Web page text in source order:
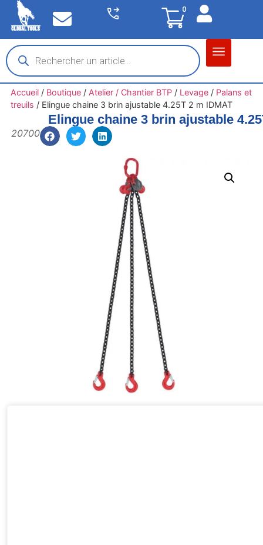
0
Accueil/ Boutique/ Atelier / Chantier BTP/ Levage/ Palans et
treuils / Elingue chaine 3 brin ajustable 4.25T 2 m IDMAT
Elingue chaine 3 brin ajustable
20700